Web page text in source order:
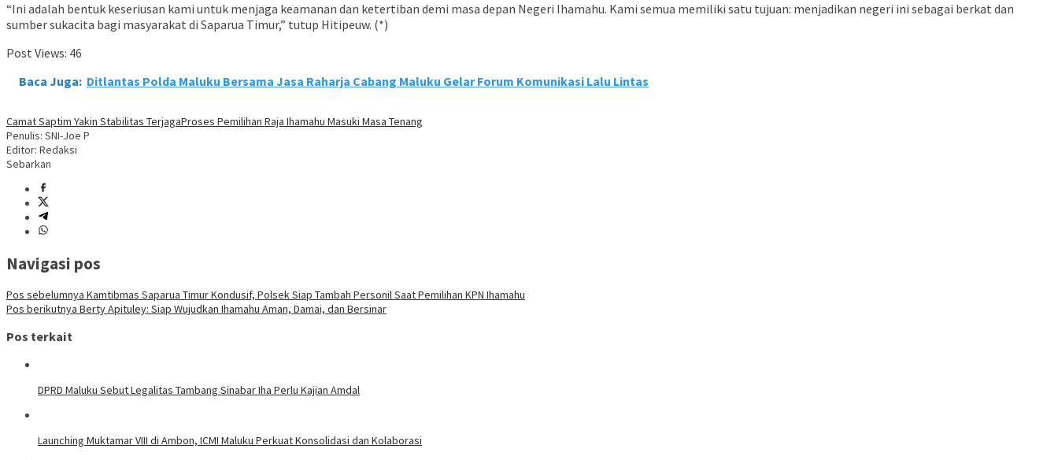
“Ini adalah bentuk keseriusan kami untuk menjaga keamanan dan ketertiban demi masa depan Negeri Ihamahu. Kami semua memiliki satu tujuan: menjadikan negeri ini sebagai berkat dan
sumber sukacita bagi masyarakat di Saparua Timur,” tutup Hitipeuw. (*)
Post Views: 46
Baca Juga: Ditlantas Polda Maluku Bersama Jasa Raharja Cabang Maluku Gelar Forum Komunikasi Lalu Lintas
Camat Saptim Yakin Stabilitas TerjagaProses Pemilihan Raja Ihamahu Masuki Masa Tenang
Penulis: SNI-Joe P
Editor: Redaksi
Sebarkan
Navigasi pos
Pos sebelumnya Kamtibmas Saparua Timur Kondusif, Polsek Siap Tambah Personil Saat Pemilihan KPN Ihamahu
Pos berikutnya Berty Apituley: Siap Wujudkan Ihamahu Aman, Damai, dan Bersinar
Pos terkait
DPRD Maluku Sebut Legalitas Tambang Sinabar Iha Perlu Kajian Amdal
Launching Muktamar VIII di Ambon, ICMI Maluku Perkuat Konsolidasi dan Kolaborasi